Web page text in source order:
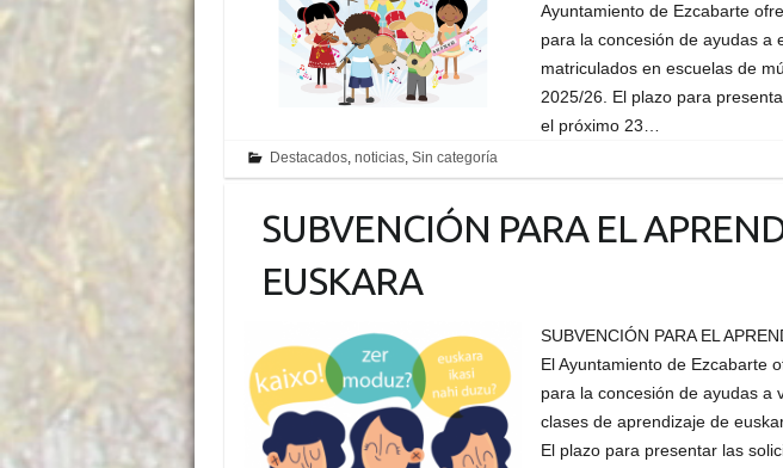
Ayuntamiento de Ezcabarte
para la concesión de ayudas a
matriculados en escuelas de
2025/26. El plazo para
el próximo 23…
Destacados, noticias, Sin categoría
SUBVENCIÓN PARA EL
EUSKARA
SUBVENCIÓN PARA EL
El Ayuntamiento de Ezcabarte
para la concesión de ayudas a
clases de aprendizaje de
El plazo para presentar las